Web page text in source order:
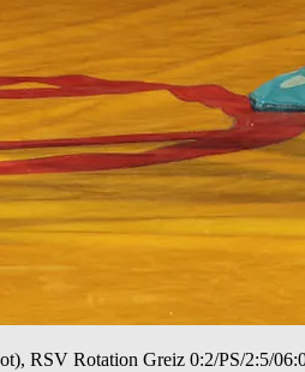
RSV Rotation Greiz 0:2/PS/2:5/